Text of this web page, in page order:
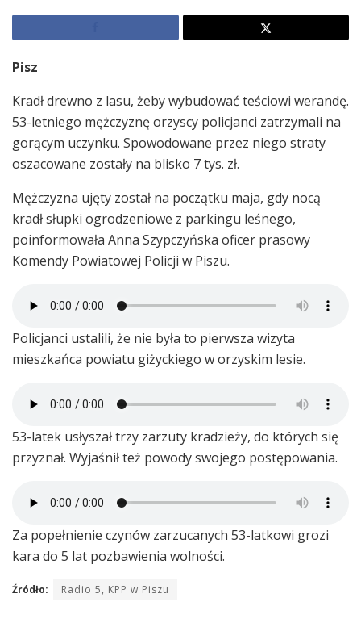
Pisz
Kradł drewno z lasu, żeby wybudować teściowi werandę.
53-letniego mężczyznę orzyscy policjanci zatrzymali na
gorącym uczynku. Spowodowane przez niego straty
oszacowane zostały na blisko 7 tys. zł.
Mężczyzna ujęty został na początku maja, gdy nocą
kradł słupki ogrodzeniowe z parkingu leśnego,
poinformowała Anna Szypczyńska oficer prasowy
Komendy Powiatowej Policji w Piszu.
Policjanci ustalili, że nie była to pierwsza wizyta
mieszkańca powiatu giżyckiego w orzyskim lesie.
53-latek usłyszał trzy zarzuty kradzieży, do których się
przyznał. Wyjaśnił też powody swojego postępowania.
Za popełnienie czynów zarzucanych 53-latkowi grozi
kara do 5 lat pozbawienia wolności.
Źródło: Radio 5, KPP w Piszu